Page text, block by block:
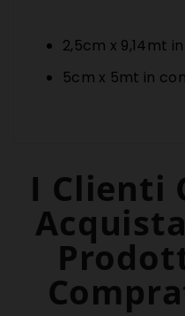
2,5cm x 9,14mt
5cm x 5mt in
I Clienti